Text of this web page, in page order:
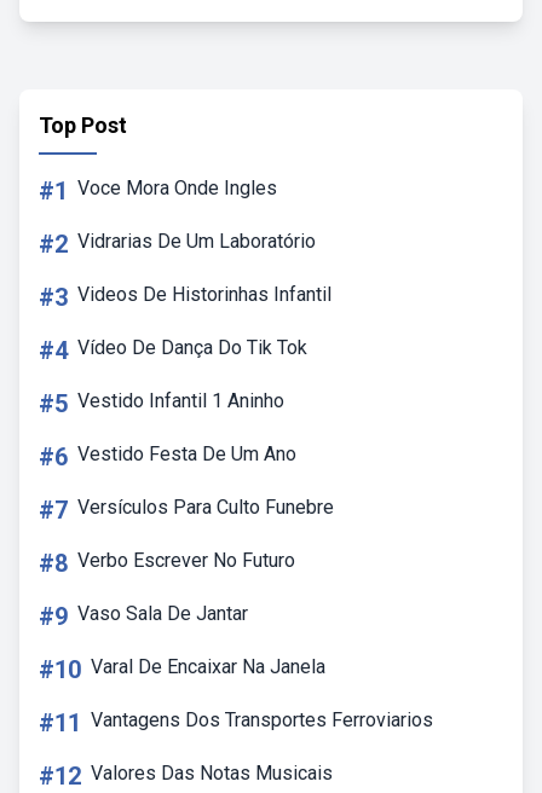
Top Post
#1 Voce Mora Onde Ingles
#2 Vidrarias De Um Laboratório
#3 Videos De Historinhas Infantil
#4 Vídeo De Dança Do Tik Tok
#5 Vestido Infantil 1 Aninho
#6 Vestido Festa De Um Ano
#7 Versículos Para Culto Funebre
#8 Verbo Escrever No Futuro
#9 Vaso Sala De Jantar
#10 Varal De Encaixar Na Janela
#11 Vantagens Dos Transportes Ferroviarios
#12 Valores Das Notas Musicais